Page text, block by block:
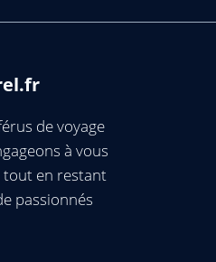
de voyage
à vous
en restant
passionnés